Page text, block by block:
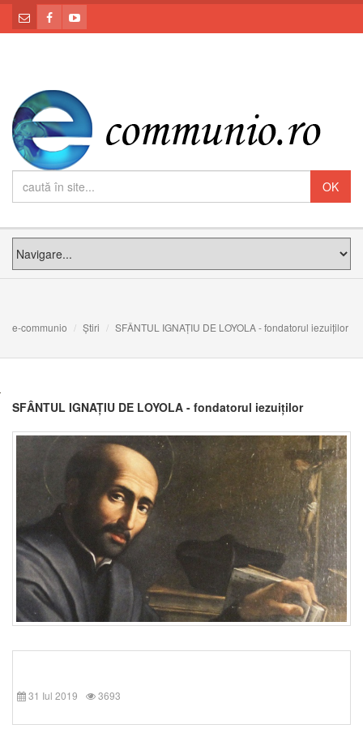
e-communio Știri SFÂNTUL IGNAȚIU DE LOYOLA - fondatorul iezuiților
SFÂNTUL IGNAȚIU DE LOYOLA - fondatorul iezuiților
31 Iul 2019 3693